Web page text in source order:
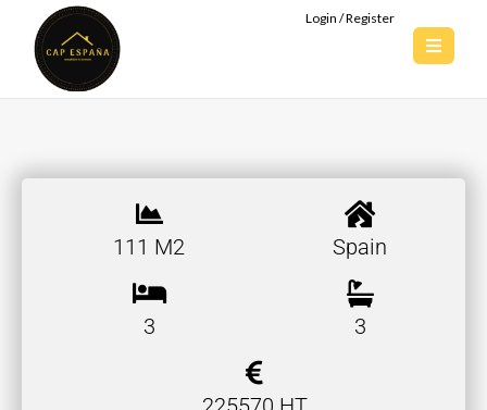
Login / Register
111 M2 Spain
3 3